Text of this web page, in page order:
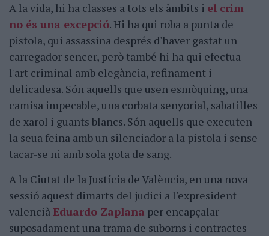
A la vida, hi ha classes a tots els àmbits i el crim
no és una excepció. Hi ha qui roba a punta de
pistola, qui assassina després d'haver gastat un
carregador sencer, però també hi ha qui efectua
l'art criminal amb elegància, refinament i
delicadesa. Són aquells que usen esmòquing, una
camisa impecable, una corbata senyorial, sabatilles
de xarol i guants blancs. Són aquells que executen
la seua feina amb un silenciador a la pistola i sense
tacar-se ni amb sola gota de sang.
A la Ciutat de la Justícia de València, en una nova
sessió aquest dimarts del judici a l'expresident
valenciàEduardo Zaplana per encapçalar
suposadament una trama de suborns i contractes